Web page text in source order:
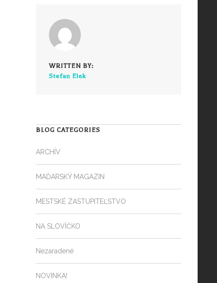
WRITTEN BY:
Stefan Elek
BLOG CATEGORIES
ARCHÍV
MAĎARSKÝ MAGAZIN
MESTSKÉ ZASTUPITEĽSTVO
NA SLOVÍČKO
Nezaradené
NOVINKA!